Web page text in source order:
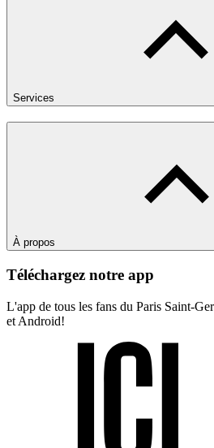
Services
À propos
Téléchargez notre app
L'app de tous les fans du Paris Saint-
et Android!